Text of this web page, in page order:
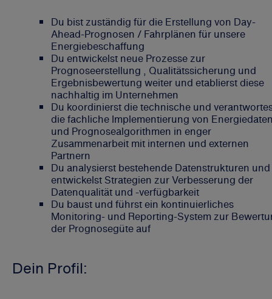
Du bist zuständig für die Erstellung von Day-
Ahead-Prognosen / Fahrplänen für unsere
Energiebeschaffung
Du entwickelst neue Prozesse zur
Prognoseerstellung , Qualitätssicherung und
Ergebnisbewertung weiter und etablierst diese
nachhaltig im Unternehmen
Du koordinierst die technische und
die fachliche Implementierung von
und Prognosealgorithmen in enger
Zusammenarbeit mit internen und externen
Partnern
Du analysierst bestehende Datenstrukturen und
entwickelst Strategien zur Verbesserung der
Datenqualität und -verfügbarkeit
Du baust und führst ein kontinuierliches
Monitoring- und Reporting-System zur
der Prognosegüte auf
Dein Profil: